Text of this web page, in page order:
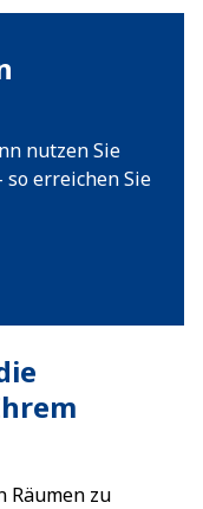
nutzen Sie
erreichen Sie
Räumen zu